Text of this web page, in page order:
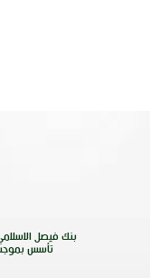
بنك فيصل
تأسس بموجب